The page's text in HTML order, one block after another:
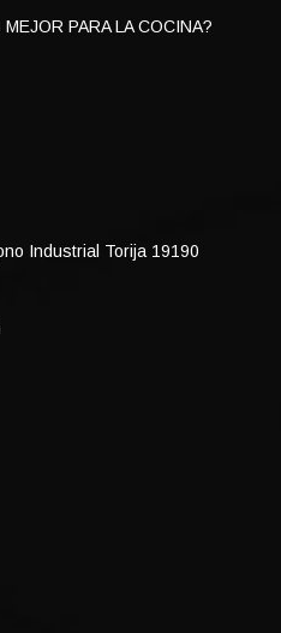
PARA LA COCINA?
Industrial Torija 19190